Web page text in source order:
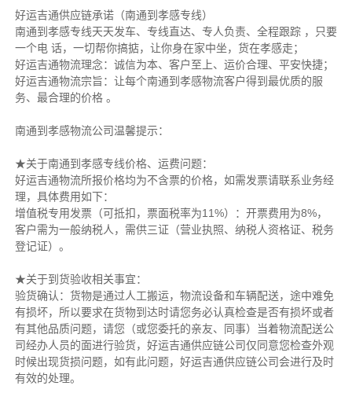
好运吉通供应链承诺（南通到孝感专线）
南通到孝感专线天天发车、专线直达、专人负责、全程跟踪 ，只要
一个电 话，一切帮你搞掂，让你身在家中坐，货在孝感走；
好运吉通物流理念：诚信为本、客户至上、运价合理、平安快捷；
好运吉通物流宗旨：让每个南通到孝感物流客户得到最优质的服
务、最合理的价格 。
南通到孝感物流公司温馨提示：
★关于南通到孝感专线价格、运费问题：
好运吉通物流所报价格均为不含票的价格，如需发票请联系业务经
理，具体费用如下：
增值税专用发票（可抵扣，票面税率为11%）：开票费用为8%，
客户需为一般纳税人，需供三证（营业执照、纳税人资格证、税务
登记证）。
★关于到货验收相关事宜：
验货确认：货物是通过人工搬运，物流设备和车辆配送，途中难免
有损坏，所以要求在货物到达时请您务必认真检查是否有损坏或者
有其他品质问题，请您（或您委托的亲友、同事）当着物流配送公
司经办人员的面进行验货，好运吉通供应链公司仅同意您检查外观
时候出现货损问题，如有此问题，好运吉通供应链公司会进行及时
有效的处理。